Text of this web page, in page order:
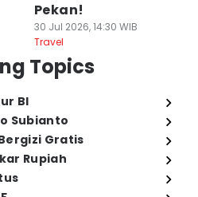
Pekan!
30 Jul 2026, 14:30 WIB
Travel
Topics
BI
Subianto
Gratis
Rupiah